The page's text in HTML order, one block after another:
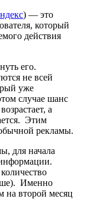
) — это
который
действия
его.
не всей
уже
случае шанс
а
Этим
рекламы.
для начала
Именно
на второй месяц